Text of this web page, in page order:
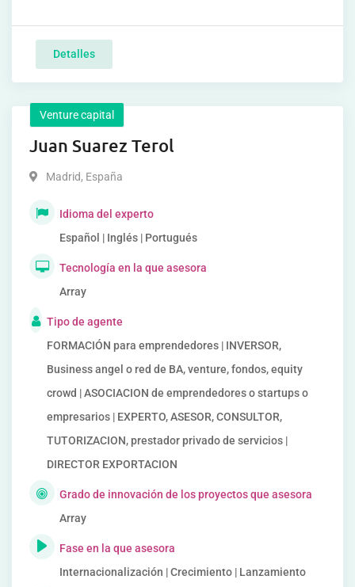
Detalles
Venture capital
Juan Suarez Terol
Madrid, España
Idioma del experto
Español | Inglés | Portugués
Tecnología en la que asesora
Array
Tipo de agente
FORMACIÓN para emprendedores | INVERSOR,
Business angel o red de BA, venture, fondos, equity
crowd | ASOCIACION de emprendedores o startups o
empresarios | EXPERTO, ASESOR, CONSULTOR,
TUTORIZACION, prestador privado de servicios |
DIRECTOR EXPORTACION
Grado de innovación de los proyectos que asesora
Array
Fase en la que asesora
Internacionalización | Crecimiento | Lanzamiento